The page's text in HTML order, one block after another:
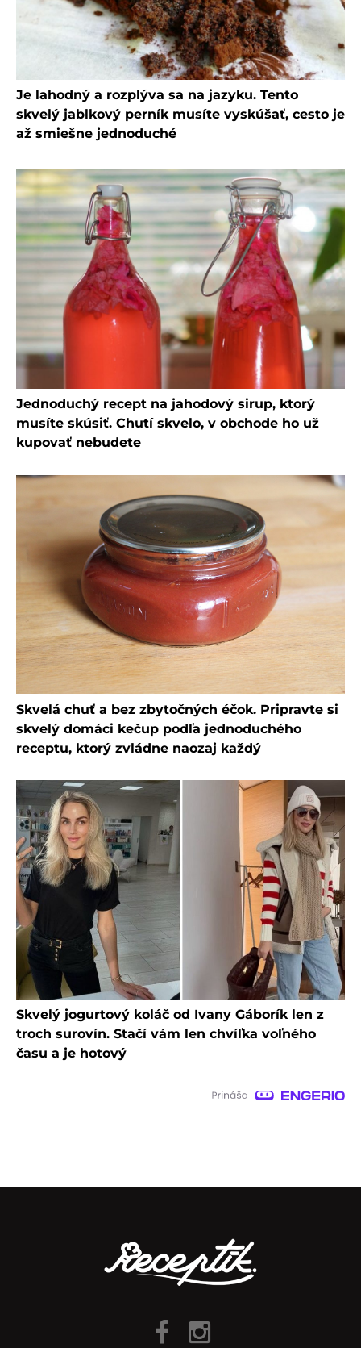
Je lahodný a rozplýva sa na jazyku. Tento
skvelý jablkový perník musíte vyskúšať, cesto je
až smiešne jednoduché
Jednoduchý recept na jahodový sirup, ktorý
musíte skúsiť. Chutí skvelo, v obchode ho už
kupovať nebudete
Skvelá chuť a bez zbytočných éčok. Pripravte si
skvelý domáci kečup podľa jednoduchého
receptu, ktorý zvládne naozaj každý
Skvelý jogurtový koláč od Ivany Gáborík len z
troch surovín. Stačí vám len chvíľka voľného
času a je hotový